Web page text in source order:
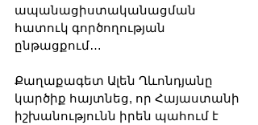
ապանացիստականացման
հատուկ գործողության
ընթացքում…
Քաղաքագետ Ալեն Ղևոնդյանը
կարծիք հայտնեց, որ Հայաստանի
իշխանությունն իրեն պահում է